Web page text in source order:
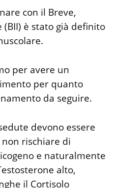
con il Breve,
è stato già definito
per avere un
per quanto
da seguire.
devono essere
rischiare di
e naturalmente
alto,
il Cortisolo